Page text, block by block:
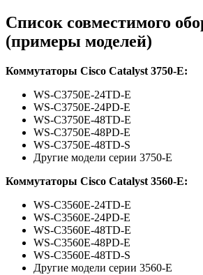
Список совместимого
(примеры моделей)
Коммутаторы Cisco Catalyst 3750-E:
WS-C3750E-24TD-E
WS-C3750E-24PD-E
WS-C3750E-48TD-E
WS-C3750E-48PD-E
WS-C3750E-48TD-S
Другие модели серии 3750-E
Коммутаторы Cisco Catalyst 3560-E:
WS-C3560E-24TD-E
WS-C3560E-24PD-E
WS-C3560E-48TD-E
WS-C3560E-48PD-E
WS-C3560E-48TD-S
Другие модели серии 3560-E